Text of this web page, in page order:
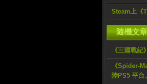
Steam上《
隨機文章
《三國戰紀
《Spider-
陸PS5 平台。